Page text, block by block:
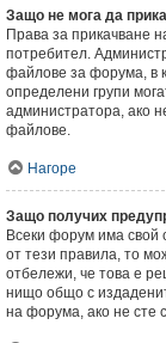
Защо не мога да
Права за прикачване
потребител.
файлове за форума, в
определени групи
администратора, ако
файлове.
Нагоре
Защо получих
Всеки форум има свой
от тези правила, то
отбележи, че това е
нищо общо с
на форума, ако не сте